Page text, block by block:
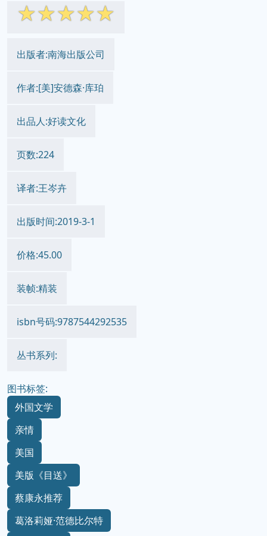
☆☆☆☆☆
出版者:南海出版公司
作者:[美]安德森·库珀
出品人:好读文化
页数:224
译者:王岑卉
出版时间:2019-3-1
价格:45.00
装帧:精装
isbn号码:9787544292535
丛书系列:
图书标签:
外国文学
亲情
美国
美版《目送》
蔡康永推荐
葛洛莉娅·范德比尔特